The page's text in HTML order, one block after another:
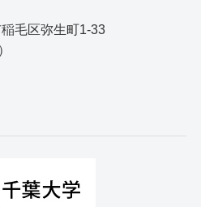
毛区弥生町1-33